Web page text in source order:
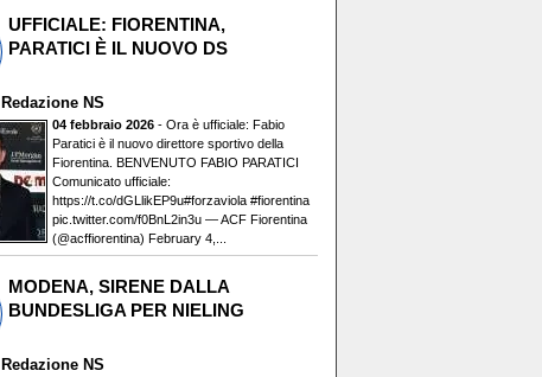
UFFICIALE: FIORENTINA,
PARATICI È IL NUOVO DS
Redazione NS
04 febbraio 2026 - Ora è ufficiale: Fabio
Paratici è il nuovo direttore sportivo della
Fiorentina. BENVENUTO FABIO PARATICI️
Comunicato ufficiale:
https://t.co/dGLlikEP9u#forzaviola #fiorentina
pic.twitter.com/f0BnL2in3u — ACF Fiorentina
(@acffiorentina) February 4,...
MODENA, SIRENE DALLA
BUNDESLIGA PER NIELING
Redazione NS